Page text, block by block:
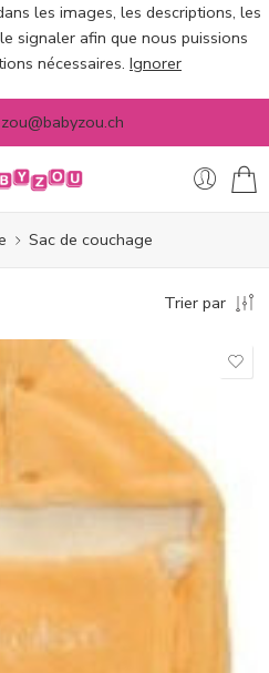
les images, les descriptions, les
signaler afin que nous puissions
nécessaires. Ignorer
zou@babyzou.ch
Sac de couchage
Trier par